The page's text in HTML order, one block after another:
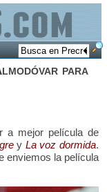
para
a mejor película de
y La voz dormida.
enviemos la película